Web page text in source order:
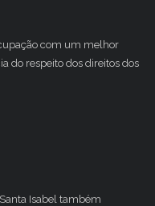
com um melhor
do respeito dos direitos dos
Isabel também